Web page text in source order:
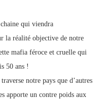
qui viendra
la réalité objective de notre
mafia féroce et cruelle qui
50 ans !
notre pays que d’autres
apporte un contre poids aux